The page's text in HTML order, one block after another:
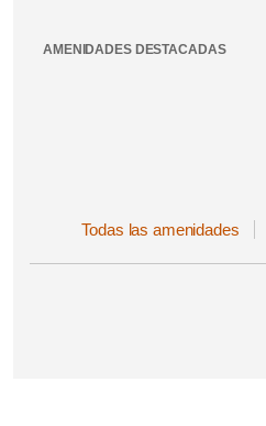
AMENIDADES DESTACADAS
Todas las amenidades